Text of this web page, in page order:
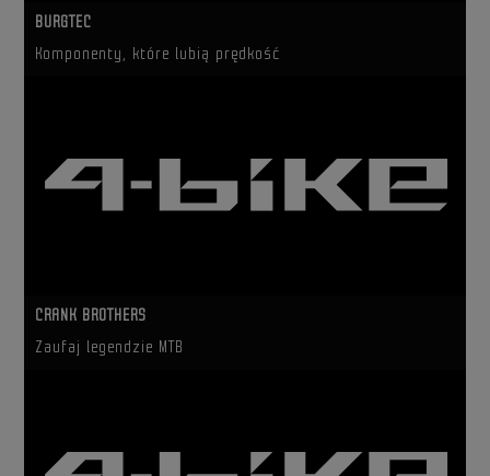
BURGTEC
Komponenty, które lubią prędkość
CRANK BROTHERS
Zaufaj legendzie MTB